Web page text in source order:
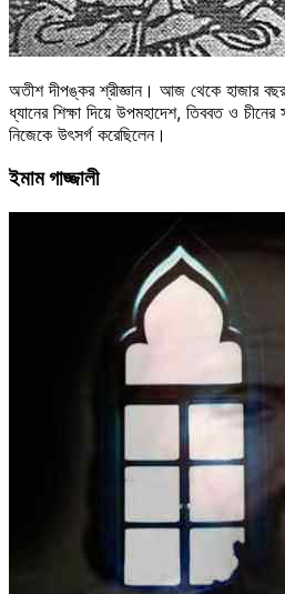
অতীশ দীপঙ্কর শ্রীজ্ঞান। আজ থেকে হাজার
ধ্যানের শিক্ষা দিয়ে উপমহাদেশ, তিববত ও
নিজেকে উৎসর্গ করেছিলেন।
ইমাম গাজ্জালী